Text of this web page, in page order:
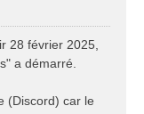
28 février 2025,
a démarré.
(Discord) car le